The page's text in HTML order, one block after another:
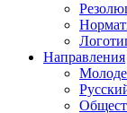
Направления